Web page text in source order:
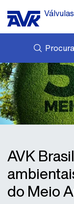
DOWNLOADS
CASOS
NOTÍCIAS
CONTATOS
AVK
do Meio